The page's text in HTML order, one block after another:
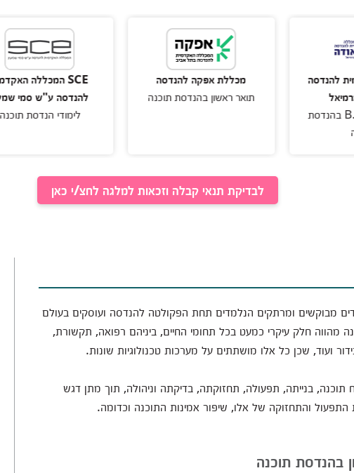
מכללת אפקה להנדסה
תואר ראשון בהנדסת תוכנה
SCE המכללה האקדמית
להנדסה ע"ש סמי שמעון
לימודי הנדסת תוכנה
לבדיקת תנאי קבלה וזכאות למלגה לחצ/י כאן
מבוקשים ומרתקים הנלמדים תחת הפקולטה להנדסה ועוסקים בעולם
חלק עיקרי כמעט בכל תחומי החיים, ביניהם רפואה, תקשורת,
ועוד, שכן כל אלו מושתתים על מערכות טכנולוגיות שונות.
תוכנה, בנייתה, תפעולה, תחזוקתה, בדיקתה וניהולה, תוך מתן דגש
והתחזוקה של אלו, שיפור אמינות התוכנה וכדומה.
בהנדסת תוכנה